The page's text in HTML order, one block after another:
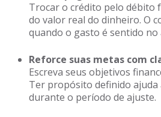
Trocar o crédito pelo débito
do valor real do dinheiro. O
quando o gasto é sentido no
Reforce suas metas com
Escreva seus objetivos
Ter propósito definido
durante o período de ajuste.